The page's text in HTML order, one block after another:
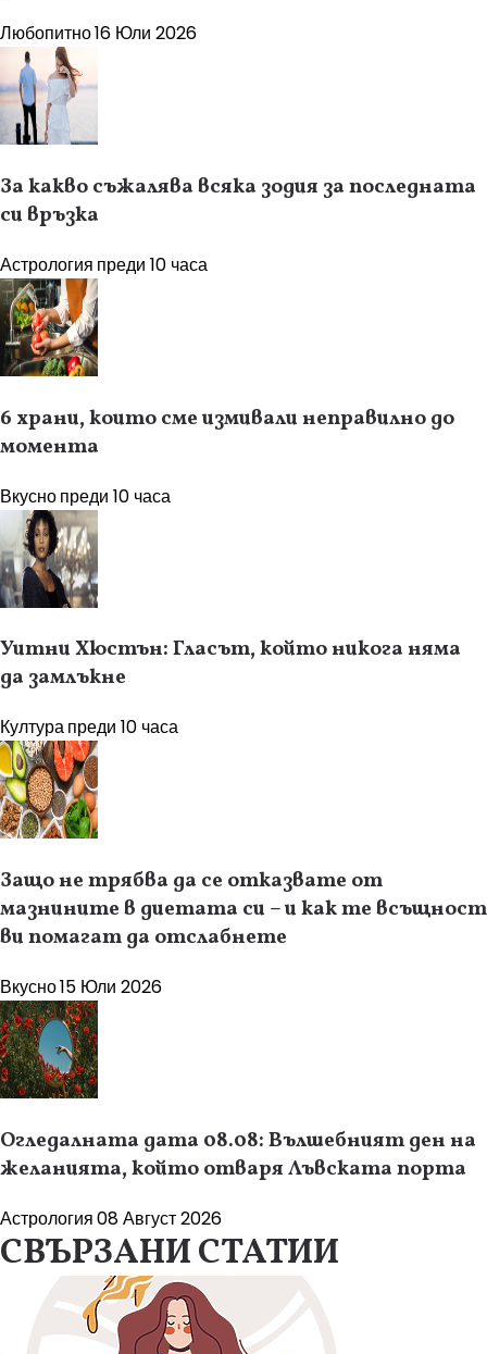
Любопитно16 Юли 2026
За какво съжалява всяка зодия за последната
си връзка
Астрология преди 10 часа
6 храни, които сме измивали неправилно до
момента
Вкуснопреди 10 часа
Уитни Хюстън: Гласът, който никога няма
да замлъкне
Културапреди 10 часа
Защо не трябва да се отказвате от
мазнините в диетата си – и как те всъщност
ви помагат да отслабнете
Вкусно15 Юли 2026
Огледалната дата 08.08: Вълшебният ден на
желанията, който отваря Лъвската порта
Астрология08 Август 2026
СВЪРЗАНИ СТАТИИ